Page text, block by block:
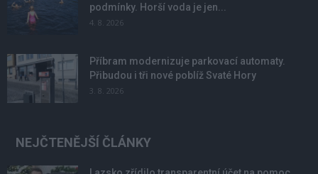
podmínky. Horší voda je jen...
4. 8. 2026
Příbram modernizuje parkovací automaty.
Přibudou i tři nové poblíž Svaté Hory
3. 8. 2026
NEJČTENĚJŠÍ ČLÁNKY